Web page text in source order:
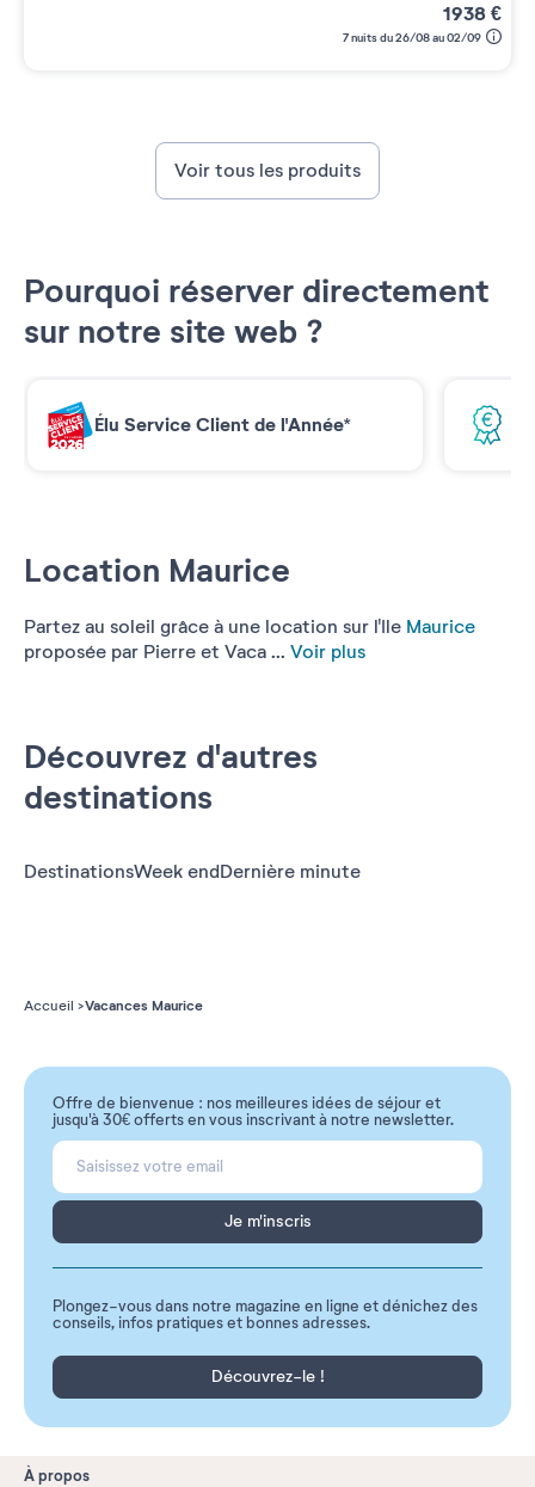
Location Maurice
Partez au soleil grâce à une location sur l'Ile Maurice
proposée par Pierre et Vaca ... Voir plus
1938€
7 nuits du 26/08 au 02/09
Voir tous les produits
Pourquoi réserver directement
sur notre site web ?
Élu Service Client de l'Année*
Découvrez d'autres
destinations
DestinationsWeek endDernière minute
Accueil Vacances Maurice
Offre de bienvenue : nos meilleures idées de séjour et
jusqu'à 30€ offerts en vous inscrivant à notre newsletter.
Je m'inscris
Plongez-vous dans notre magazine en ligne et dénichez des
conseils, infos pratiques et bonnes adresses.
Découvrez-le !
À propos